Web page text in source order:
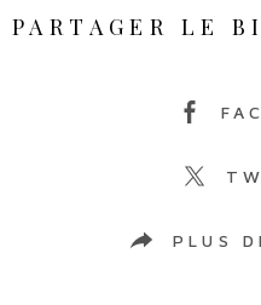
PARTAGER LE
PLUS